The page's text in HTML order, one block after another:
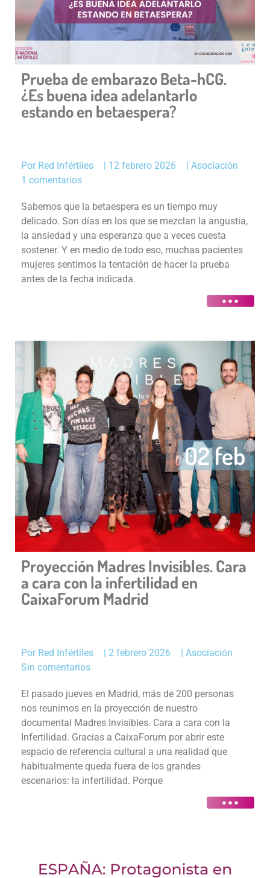
Prueba de embarazo Beta-hCG.
¿Es buena idea adelantarlo
estando en betaespera?
Por Red Infértiles 12 febrero 2026
Asociación
1 comentarios
Sabemos que la betaespera es un tiempo muy
delicado. Son días en los que se mezclan la angustia,
la ansiedad y una esperanza que a veces cuesta
sostener. Y en medio de todo eso, muchas pacientes
mujeres sentimos la tentación de hacer la prueba
antes de la fecha indicada.
02 feb
Proyección Madres Invisibles. Cara
a cara con la infertilidad en
CaixaForum Madrid
Por Red Infértiles | 2 febrero 2026 | Asociación
Sin comentarios
El pasado jueves en Madrid, más de 200 personas
nos reunimos en la proyección de nuestro
documental Madres Invisibles. Cara a cara con la
Infertilidad. Gracias a CaixaForum por abrir este
espacio de referencia cultural a una realidad que
habitualmente queda fuera de los grandes
escenarios: la infertilidad. Porque